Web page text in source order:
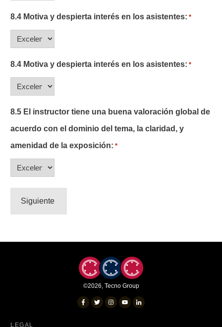
8.4 Motiva y despierta interés en los asistentes: *
8.4 Motiva y despierta interés en los asistentes: *
8.5 El instructor tiene una buena valoración global de
acuerdo con el dominio del tema, la claridad, y
amenidad de la exposición: *
©2026, Tecno Group
LEGAL